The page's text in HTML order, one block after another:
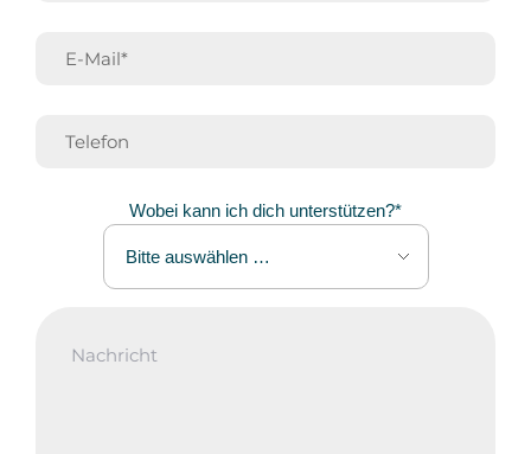
Wobei kann ich dich unterstützen?*